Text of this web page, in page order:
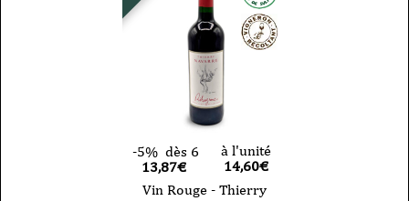
-5% dès 6
13,87€
à l'unité
14,60€
Vin Rouge - Thierry